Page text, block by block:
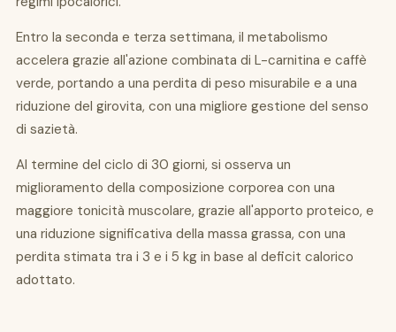
Entro la seconda e terza settimana, il metabolismo
accelera grazie all'azione combinata di L-carnitina e caffè
verde, portando a una perdita di peso misurabile e a una
riduzione del girovita, con una migliore gestione del senso
di sazietà.
Al termine del ciclo di 30 giorni, si osserva un
miglioramento della composizione corporea con una
maggiore tonicità muscolare, grazie all'apporto proteico, e
una riduzione significativa della massa grassa, con una
perdita stimata tra i 3 e i 5 kg in base al deficit calorico
adottato.